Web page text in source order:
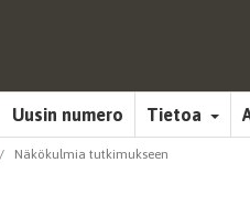
Uusin numero Tietoa
/ Näkökulmia tutkimukseen